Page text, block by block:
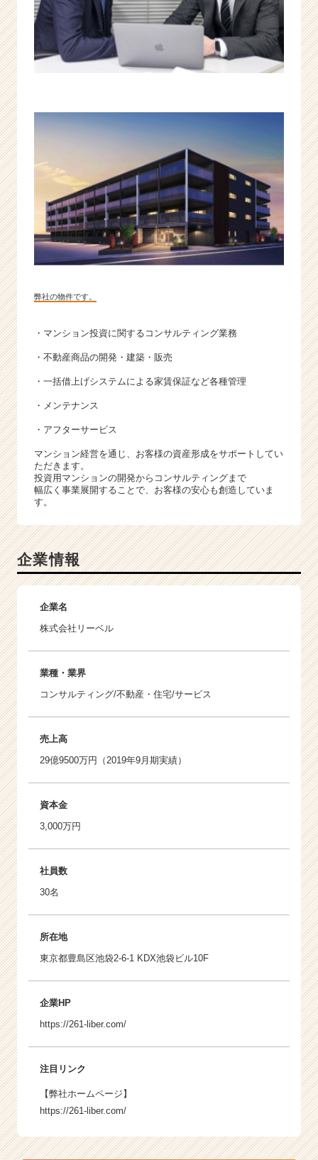
弊社の物件です。
・マンション投資に関するコンサルティング業務
・不動産商品の開発・建築・販売
・一括借上げシステムによる家賃保証など各種管理
・メンテナンス
・アフターサービス
マンション経営を通じ、お客様の資産形成をサポートしてい
ただきます。
投資用マンションの開発からコンサルティングまで
幅広く事業展開することで、お客様の安心も創造していま
す。
企業情報
企業名
株式会社リーベル
業種・業界
コンサルティング/不動産・住宅/サービス
売上高
29億9500万円（2019年9月期実績）
資本金
3,000万円
社員数
30名
所在地
東京都豊島区池袋2-6-1 KDX池袋ビル10F
企業HP
https://261-liber.com/
注目リンク
【弊社ホームページ】
https://261-liber.com/